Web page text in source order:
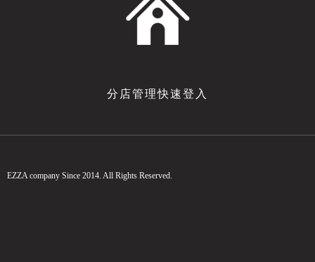
分店管理快速登入
EZZA company Since 2014. All Rights Reserved.